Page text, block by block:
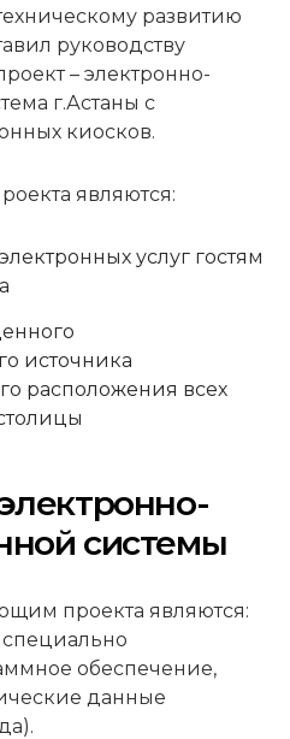
развитию
руководству
– электронно-
г.Астаны с
киосков.
являются:
услуг гостям
источника
расположения всех
системы
проекта являются:
специально
обеспечение,
данные